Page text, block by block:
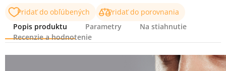
Pridať do obľúbených
Pridať do porovnania
Popis produktu
Parametry
Na stiahnutie
Recenzie a hodnotenie